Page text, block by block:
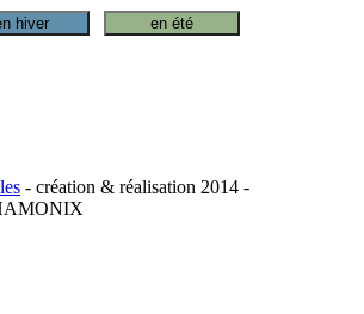
hiver en été
- création & réalisation 2014 -